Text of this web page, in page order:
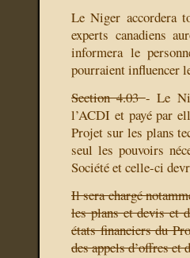
Le Niger accordera
experts canadiens
informera le
pourraient influencer
Section 4.03- Le
l’ACDI et payé par
Projet sur les plans
seul les pouvoirs
Société et celle-ci
Il sera chargé
les plans et devis et
états financiers du
des appels d’offres et